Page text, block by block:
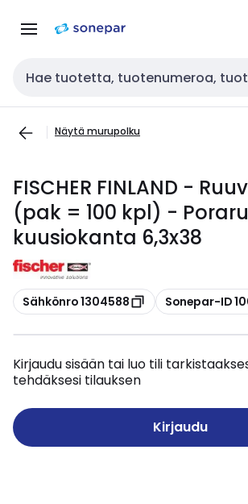
navigointiinsisältöön
Haku
Näytä murupolku
FISCHER FINLAND -
(pak = 100 kpl) -
kuusiokanta 6,3x38
Kopioi
Sähkönro 1304588 Kopioi
Sonepar-ID
Kirjaudu sisään tai luo tili
tehdäksesi tilauksen
Kirjaudu